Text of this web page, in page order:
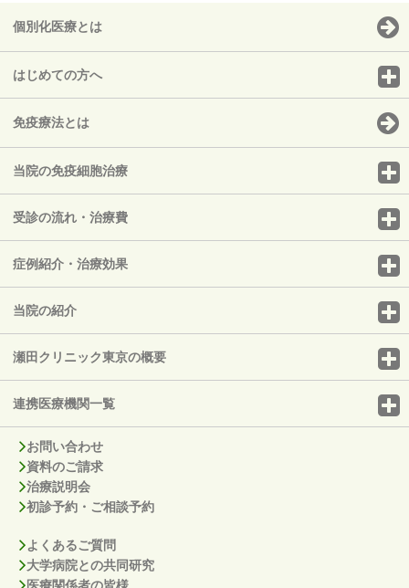
個別化医療とは
はじめての方へ
免疫療法とは
当院の免疫細胞治療
受診の流れ・治療費
症例紹介・治療効果
当院の紹介
瀬田クリニック東京の概要
連携医療機関一覧
お問い合わせ
資料のご請求
治療説明会
初診予約・ご相談予約
よくあるご質問
大学病院との共同研究
医療関係者の皆様